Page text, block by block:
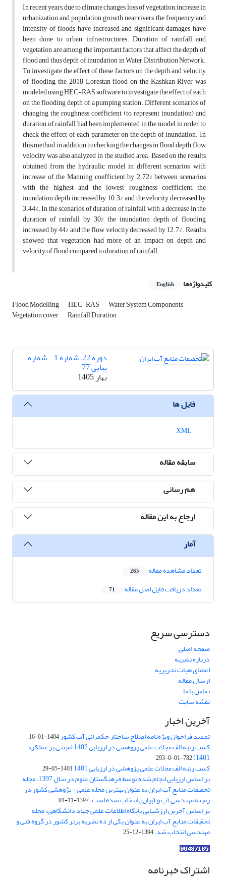
In recent years, due to climate changes, loss of vegetation, increase in
urbanization and population growth near rivers, the frequency and
intensity of floods have increased and significant damages have
been done to urban infrastructures. Duration of rainfall and
vegetation are among the important factors that affect the depth of
flood and thus depth of inundation in Water Distribution Network.
To investigate the effect of these factors on the depth and velocity
of flooding, the 2018 Lorestan flood on the Kashkan River was
modeled using HEC-RAS software to investigate the effect of each
on the flooding depth of a pumping station. Different scenarios of
changing the roughness coefficient (to represent inundation) and
duration of rainfall had been implemented in the model in order to
check the effect of each parameter on the depth of inundation. In
this method, in addition to checking the changes in flood depth, flow
velocity was also analyzed in the studied area. Based on the results
obtained from the hydraulic model in different scenarios, with
increase of the Manning coefficient by 2.72% between scenarios
with the highest and the lowest roughness coefficient, the
inundation depth increased by 10.3% and the velocity decreased by
3.44%. In the scenarios of duration of rainfall, with a decrease in the
duration of rainfall by 30%, the inundation depth of flooding
increased by 44% and the flow velocity decreased by 12.7%. Results
showed that vegetation had more of an impact on depth and
velocity of flood compared to duration of rainfall.
کلیدواژه‌ها English
Flood Modelling HEC-RAS Water System Components
Vegetation cover Rainfall Duration
دوره 22، شماره 1 - شماره
پیاپی 77
بهار 1405
فایل ها
سابقه مقاله
هم رسانی
ارجاع به این مقاله
آمار
تعداد مشاهده مقاله 265
تعداد دریافت فایل اصل مقاله 71
دسترسی سریع
صفحه اصلی
درباره نشریه
اعضای هیات تحریریه
ارسال مقاله
تماس با ما
نقشه سایت
آخرین اخبار
تمدید فراخوان ویژه‌نامه اصلاح ساختار حکمرانی آب کشور1404-01-16
کسب رتبه الف مجلات علمی پژوهشی در ارزیابی 1402 (مبتنی بر عملکرد
1401)
782-01-0-293
کسب رتبه الف مجلات علمی پژوهشی در ارزیابی 1401 1401-05-29
بر اساس ارزیابی انجام شده توسط فرهنگستان علوم در سال 1397، مجله
تحقیقات منابع آب ایران به عنوان بهترین مجله علمی - پژوهشی کشور در
زمینه مهندسی آب و آبیاری انتخاب شده است.1397-11-01
بر اساس آخرین ارزشیابی پایگاه اطلاعات علمی جهاد دانشگاهی، مجله
تحقیقات منابع آب ایران به عنوان یکی از ده نشریه برتر کشور در گروه فنی و
مهندسی انتخاب شد.1394-12-25
اشتراک خبرنامه